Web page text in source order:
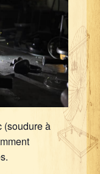
(soudure à